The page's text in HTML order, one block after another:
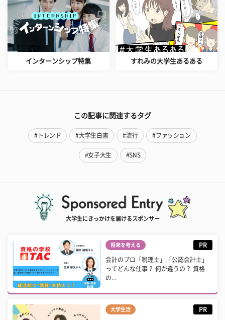
インターンシップ特集 すれみの大学生あるある
この記事に関連するタグ
#トレンド #大学生白書 #流行 #ファッション
#女子大生 #SNS
大学生にきっかけを届けるスポンサー
将来を考える PR
会計のプロ「税理士」「公認会計士」
ってどんな仕事？ 何が違うの？ 資格
の...
大学生活 PR